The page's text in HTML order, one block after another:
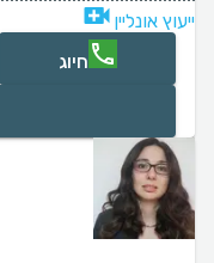
ייעוץ אונליין
חיוג